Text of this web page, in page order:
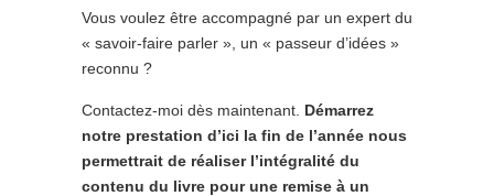
Vous voulez être accompagné par un expert du
« savoir-faire parler », un « passeur d’idées »
reconnu ?
Contactez-moi dès maintenant. Démarrez
notre prestation d’ici la fin de l’année nous
permettrait de réaliser l’intégralité du
contenu du livre pour une remise à un